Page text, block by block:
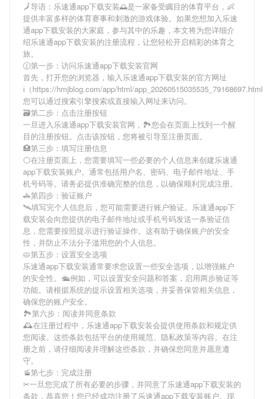
🗾导语： 乐速通app下载安装🌅是一家备受瞩目的体育平台，👶
提供丰富多样的体育赛事和刺激的游戏体验。如果您想加入乐速
通app下载安装的大家庭，参与其中的乐趣，本文将为您详细介
绍乐速通app下载安装的注册流程，让您轻松开启精彩的体育之
旅。
🕧第一步：访问乐速通app下载安装官网
首先，打开您的浏览器，输入乐速通app下载安装的官方网址
ℹ（https://hmjblog.com/app/html/
您可以通过搜索引擎搜索或直接输入网址来访问。
🗃第二步：点击注册按钮
一旦进入乐速通app下载安装官网，🏞您会在页面上找到一个醒
目的注册按钮。点击该按钮，您将被引导至注册页面。
🏥第三步：填写注册信息
⚪在注册页面上，您需要填写一些必要的个人信息来创建乐速通
app下载安装账户。通常包括用户名、密码、电子邮件地址、手
机号码等。请务必提供准确完整的信息，以确保顺利完成注册。
🚓第四步：验证账户
🛰填写完个人信息后，您可能需要进行账户验证。 乐速通app下
载安装会向您提供的电子邮件地址或手机号码发送一条验证信
息，您需要按照提示进行验证操作。这有助于确保账户的安全
性，并防止不法分子滥用您的个人信息。
🥧第五步：设置安全选项
乐速通app下载安装通常要求您设置一些安全选项，以增强账户
的安全性。🛳例如，可以设置安全问题和答案，启用两步验证等
功能。请根据系统的提示设置相关选项，并妥善保管相关信息，
确保您的账户安全。
🏞第六步：阅读并同意条款
🕰在注册过程中， 乐速通app下载安装会提供使用条款和规定供
您阅读。这些条款包括平台的使用规范、隐私政策等内容。在注
册之前，请仔细阅读并理解这些条款，并确保您同意并愿意遵
守。
🚡第七步：完成注册
✂一旦您完成了所有必要的步骤，并同意了乐速通app下载安装的
条款，恭喜您！您已经成功注册了乐速通app下载安装账户。现